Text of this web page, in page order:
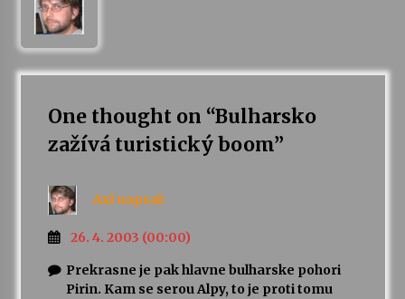
One thought on “Bulharsko
zažívá turistický boom”
Axl napsal:
26. 4. 2003 (00:00)
Prekrasne je pak hlavne bulharske pohori
Pirin. Kam se serou Alpy, to je proti tomu